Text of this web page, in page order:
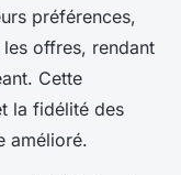
préférences,
les offres, rendant
Cette
la fidélité des
amélioré.